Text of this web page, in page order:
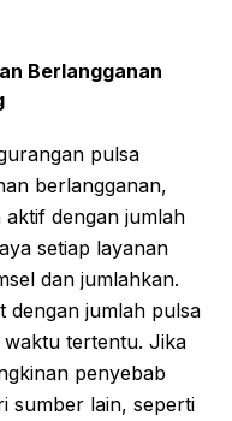
Berlangganan
pulsa
berlangganan,
dengan jumlah
setiap layanan
dan jumlahkan.
dengan jumlah pulsa
tertentu. Jika
penyebab
sumber lain, seperti